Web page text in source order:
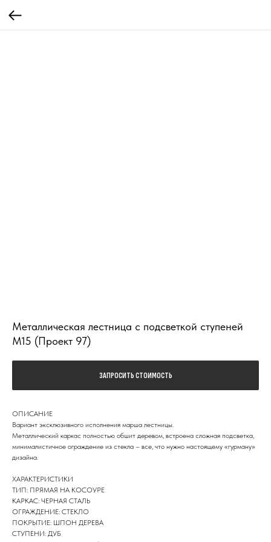
Металлическая лестница с подсветкой ступеней
М15 (Проект 97)
ЗАПРОСИТЬ СТОИМОСТЬ
ОПИСАНИЕ
Вариант эксклюзивного исполнения марша лестницы.
Металлический каркас полностью обшит деревом, встроена сложная подсветка,
минималистичное ограждение из стекла – все, что нужно настоящему «гурману»
дизайна.
ХАРАКТЕРИСТИКИ
ТИП: ПРЯМАЯ НА КОСОУРЕ
КАРКАС: ЧЕРНАЯ СТАЛЬ
ОГРАЖДЕНИЕ: СТЕКЛО
ПОКРЫТИЕ: ШПОН ДЕРЕВА
СТУПЕНИ: ДУБ